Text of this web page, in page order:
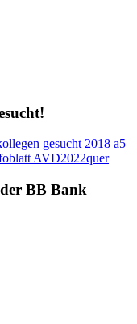
BB Bank